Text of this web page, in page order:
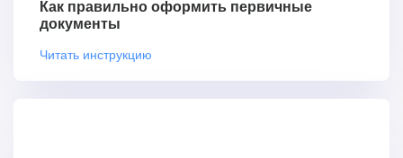
Как правильно оформить первичные
документы
Читать инструкцию